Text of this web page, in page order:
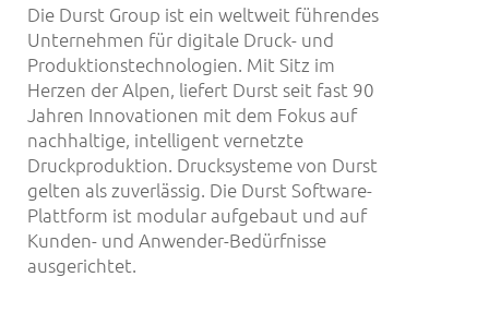
Die Durst Group ist ein weltweit führendes
Unternehmen für digitale Druck- und
Produktionstechnologien. Mit Sitz im
Herzen der Alpen, liefert Durst seit fast 90
Jahren Innovationen mit dem Fokus auf
nachhaltige, intelligent vernetzte
Druckproduktion. Drucksysteme von Durst
gelten als zuverlässig. Die Durst Software-
Plattform ist modular aufgebaut und auf
Kunden- und Anwender-Bedürfnisse
ausgerichtet.